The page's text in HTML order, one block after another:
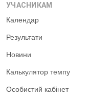
УЧАСНИКАМ
Календар
Результати
Новини
Калькулятор темпу
Особистий кабінет